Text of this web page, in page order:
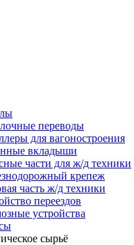
переводы
для вагоностроения
вкладыши
части для ж/д техники
крепеж
часть ж/д техники
переездов
устройства
сырьё